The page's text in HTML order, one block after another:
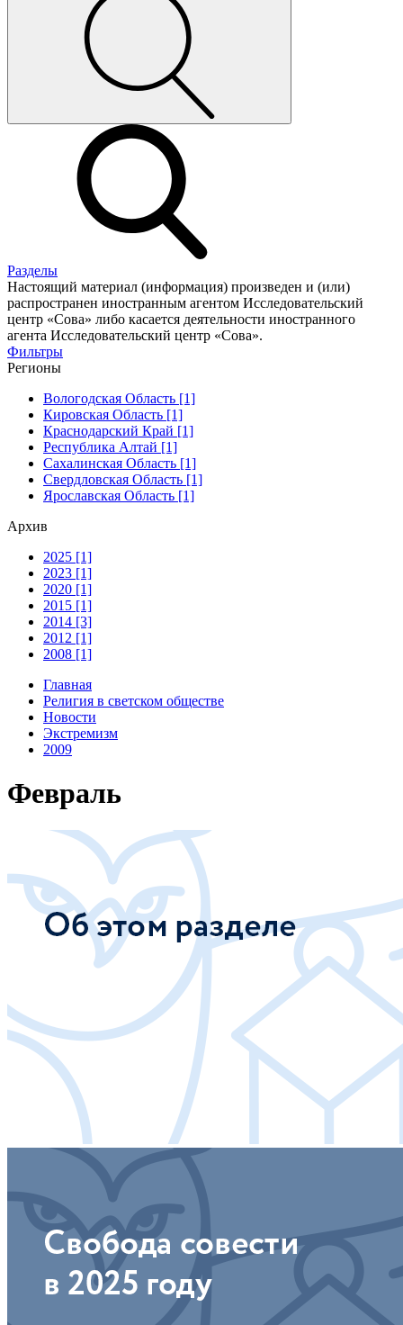
Разделы
Настоящий материал (информация) произведен и (или)
распространен иностранным агентом Исследовательский
центр «Сова» либо касается деятельности иностранного
агента Исследовательский центр «Сова».
Фильтры
Регионы
Вологодская Область [1]
Кировская Область [1]
Краснодарский Край [1]
Республика Алтай [1]
Сахалинская Область [1]
Свердловская Область [1]
Ярославская Область [1]
Архив
2025 [1]
2023 [1]
2020 [1]
2015 [1]
2014 [3]
2012 [1]
2008 [1]
Главная
Религия в светском обществе
Новости
Экстремизм
2009
Февраль